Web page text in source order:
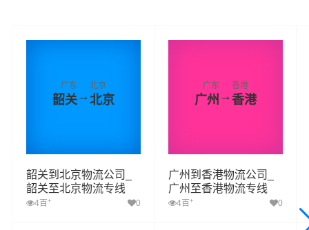
广东
韶关→
北京
北京
韶关到北京物流公司_
韶关至北京物流专线
4百 + 0
广东
广州 →
香港
香港
广州到香港物流公司_
广州至香港物流专线
4百 + 0